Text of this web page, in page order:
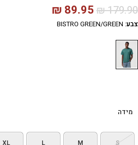
₪179.90
₪ 89.95
צבע:
BISTRO GREEN/GREEN
מידה
S
M
L
XL